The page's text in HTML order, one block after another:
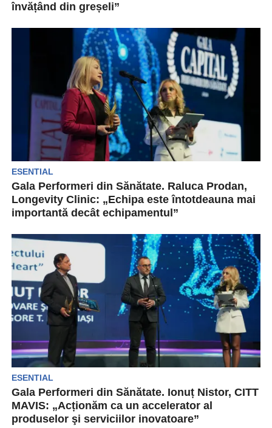
învățând din greșeli”
sustainable” a Cosmo Pharm, va permite
companiei să își dubleze...
ESENTIAL
Gala Performeri din Sănătate. Raluca Prodan,
Longevity Clinic: „Echipa este întotdeauna mai
importantă decât echipamentul”
medicală privată din România. Dar vine cu o...
ESENTIAL
Gala Performeri din Sănătate. Ionuț Nistor, CITT
MAVIS: „Acționăm ca un accelerator al
produselor şi serviciilor inovatoare”